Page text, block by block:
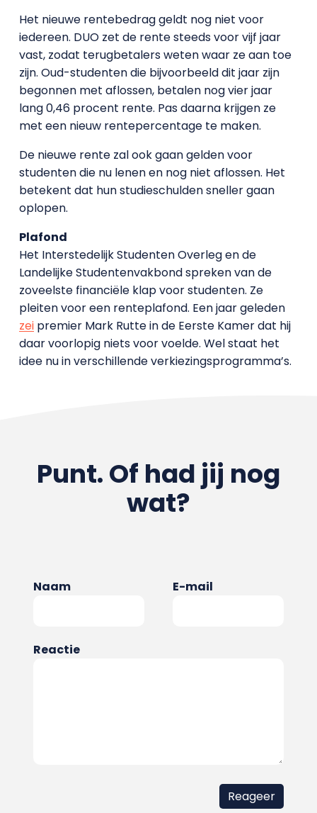
Het nieuwe rentebedrag geldt nog niet voor
iedereen. DUO zet de rente steeds voor vijf jaar
vast, zodat terugbetalers weten waar ze aan toe
zijn. Oud-studenten die bijvoorbeeld dit jaar zijn
begonnen met aflossen, betalen nog vier jaar
lang 0,46 procent rente. Pas daarna krijgen ze
met een nieuw rentepercentage te maken.
De nieuwe rente zal ook gaan gelden voor
studenten die nu lenen en nog niet aflossen. Het
betekent dat hun studieschulden sneller gaan
oplopen.
Plafond
Het Interstedelijk Studenten Overleg en de
Landelijke Studentenvakbond spreken van de
zoveelste financiële klap voor studenten. Ze
pleiten voor een renteplafond. Een jaar geleden
zeipremier Mark Rutte in de Eerste Kamer dat hij
daar voorlopig niets voor voelde. Wel staat het
idee nu in verschillende verkiezingsprogramma’s.
Punt. Of had jij nog
wat?
Naam E-mail
Reactie